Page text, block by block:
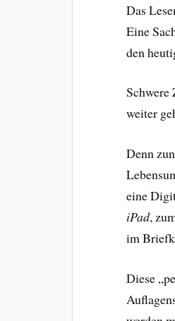
Das
Eine
den
Schwere
weiter
Denn
eine
iPad,
im
Diese